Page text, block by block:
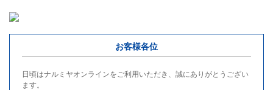
お客様各位
日頃はナルミヤオンラインをご利用いただき、誠にありがとうござい
ます。